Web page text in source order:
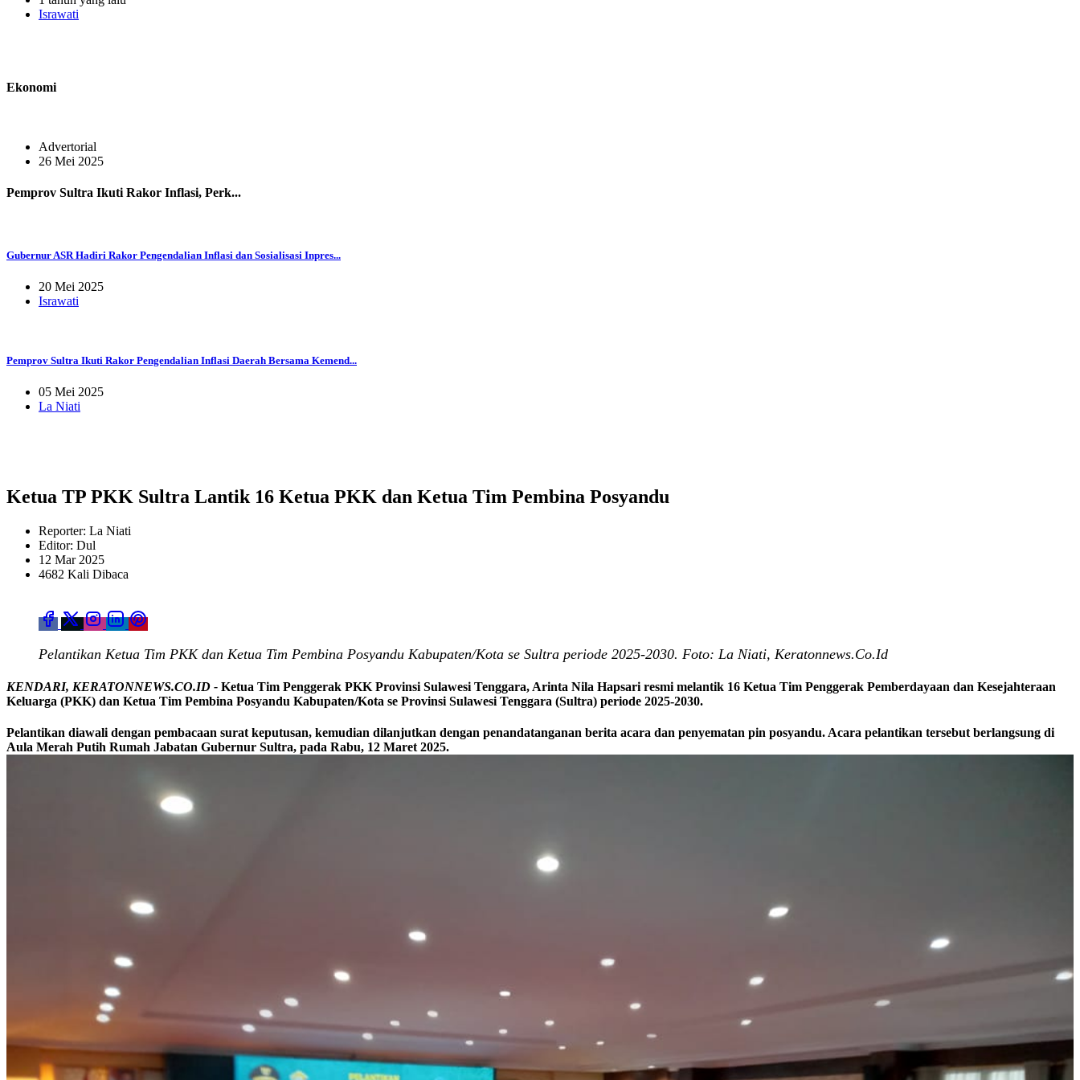
Israwati
Ekonomi
Advertorial
26 Mei 2025
Pemprov Sultra Ikuti Rakor Inflasi, Perk...
Gubernur ASR Hadiri Rakor Pengendalian Inflasi dan Sosialisasi Inpres...
20 Mei 2025
Israwati
Pemprov Sultra Ikuti Rakor Pengendalian Inflasi Daerah Bersama Kemend...
05 Mei 2025
La Niati
Ketua TP PKK Sultra Lantik 16 Ketua PKK dan Ketua Tim Pembina Posyandu
Reporter: La Niati
Editor: Dul
12 Mar 2025
4682 Kali Dibaca
Pelantikan Ketua Tim PKK dan Ketua Tim Pembina Posyandu Kabupaten/Kota se Sultra periode 2025-2030. Foto: La Niati, Keratonnews.Co.Id
KENDARI, KERATONNEWS.CO.ID - Ketua Tim Penggerak PKK Provinsi Sulawesi Tenggara, Arinta Nila Hapsari resmi melantik 16 Ketua Tim Penggerak Pemberdayaan dan Kesejahteraan
Keluarga (PKK) dan Ketua Tim Pembina Posyandu Kabupaten/Kota se Provinsi Sulawesi Tenggara (Sultra) periode 2025-2030.
Pelantikan diawali dengan pembacaan surat keputusan, kemudian dilanjutkan dengan penandatanganan berita acara dan penyematan pin posyandu. Acara pelantikan tersebut berlangsung di
Aula Merah Putih Rumah Jabatan Gubernur Sultra, pada Rabu, 12 Maret 2025.